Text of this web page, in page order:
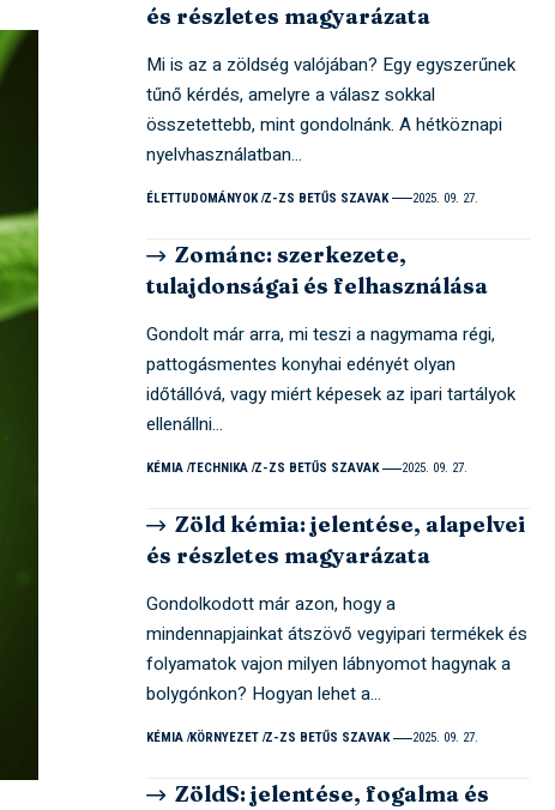
és részletes magyarázata
Mi is az a zöldség valójában? Egy egyszerűnek
tűnő kérdés, amelyre a válasz sokkal
összetettebb, mint gondolnánk. A hétköznapi
nyelvhasználatban…
ÉLETTUDOMÁNYOK Z-ZS BETŰS SZAVAK 2025. 09. 27.
Zománc: szerkezete,
tulajdonságai és felhasználása
Gondolt már arra, mi teszi a nagymama régi,
pattogásmentes konyhai edényét olyan
időtállóvá, vagy miért képesek az ipari tartályok
ellenállni…
KÉMIA TECHNIKA Z-ZS BETŰS SZAVAK 2025. 09. 27.
Zöld kémia: jelentése, alapelvei
és részletes magyarázata
Gondolkodott már azon, hogy a
mindennapjainkat átszövő vegyipari termékek és
folyamatok vajon milyen lábnyomot hagynak a
bolygónkon? Hogyan lehet a…
KÉMIA KÖRNYEZET Z-ZS BETŰS SZAVAK 2025. 09. 27.
ZöldS: jelentése, fogalma és